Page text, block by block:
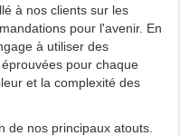
à nos clients sur les
pour l'avenir. En
à utiliser des
pour chaque
et la complexité des
de nos principaux atouts.